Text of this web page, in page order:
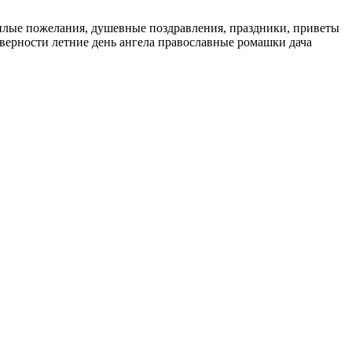
пожелания, душевные поздравления, праздники, приветы
летние день ангела православные ромашки дача